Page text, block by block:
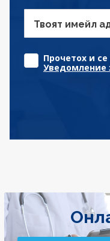
Твоят имейл
Прочетох и
Уведомление